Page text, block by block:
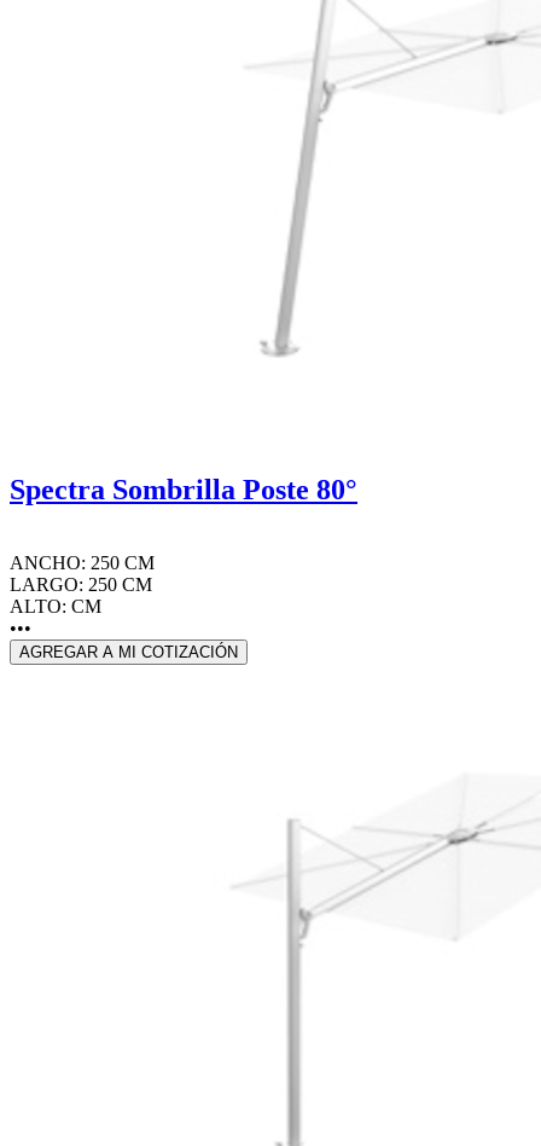
Spectra Sombrilla Poste 80°
ANCHO: 250 CM
LARGO: 250 CM
ALTO: CM
•••
AGREGAR A MI COTIZACIÓN